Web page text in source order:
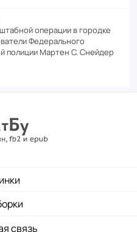
операции в городке
Феде­раль­ного
полиции Мартен С. Снейдер
связь